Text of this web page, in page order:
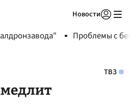
Новости
Проблемы с
ТВЗ